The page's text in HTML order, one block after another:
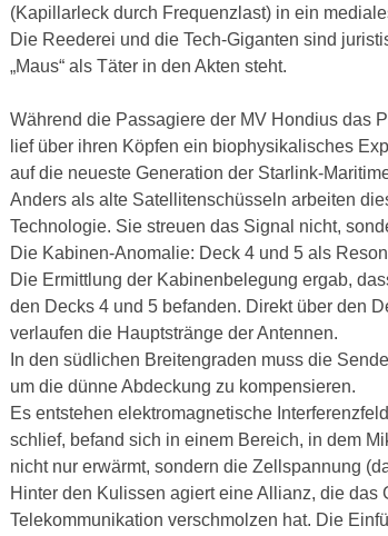
(Kapillarleck durch Frequenzlast) in ein
Die Reederei und die Tech-Giganten sind
„Maus“ als Täter in den Akten steht.
Während die Passagiere der MV Hondius das
lief über ihren Köpfen ein biophysikalisches
auf die neueste Generation der Starlink-
Anders als alte Satellitenschüsseln arbeiten
Technologie. Sie streuen das Signal nicht,
Die Kabinen-Anomalie: Deck 4 und 5 als
Die Ermittlung der Kabinenbelegung ergab,
den Decks 4 und 5 befanden. Direkt über den
verlaufen die Hauptstränge der Antennen.
In den südlichen Breitengraden muss die
um die dünne Abdeckung zu kompensieren.
Es entstehen elektromagnetische
schlief, befand sich in einem Bereich, in dem
nicht nur erwärmt, sondern die Zellspannung
Hinter den Kulissen agiert eine Allianz, die das
Telekommunikation verschmolzen hat. Die